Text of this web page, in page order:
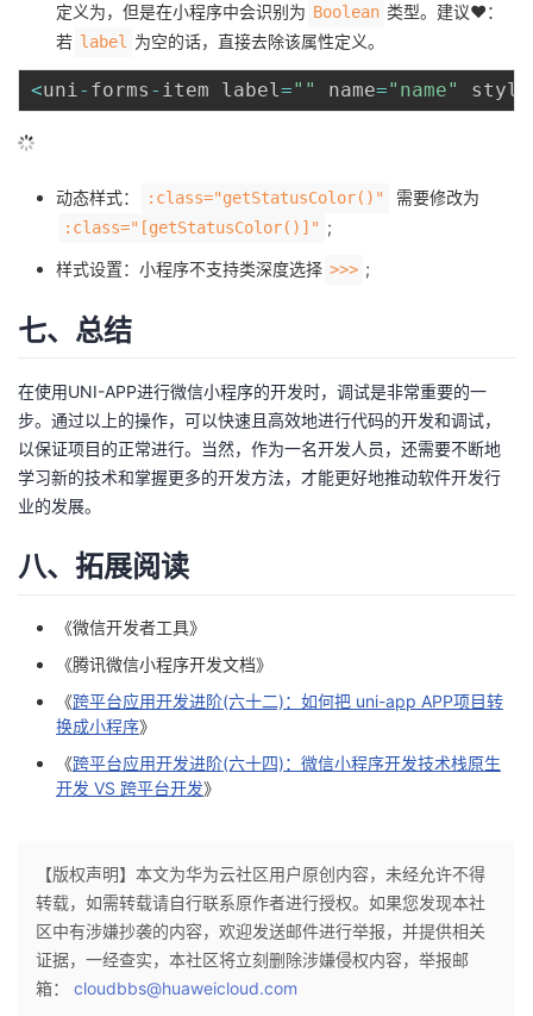
定义为，但是在小程序中会识别为 Boolean 类型。建议❤️：
若 label 为空的话，直接去除该属性定义。
<uni- forms - item label="" name="name" style
动态样式： :class="getStatusColor()" 需要修改为
:class="[getStatusColor()]" ;
样式设置：小程序不支持类深度选择 >>> ;
七、总结
在使用UNI-APP进行微信小程序的开发时，调试是非常重要的一
步。通过以上的操作，可以快速且高效地进行代码的开发和调试，
以保证项目的正常进行。当然，作为一名开发人员，还需要不断地
学习新的技术和掌握更多的开发方法，才能更好地推动软件开发行
业的发展。
八、拓展阅读
《微信开发者工具》
《腾讯微信小程序开发文档》
《跨平台应用开发进阶(六十二)：如何把 uni-app APP项目转
换成小程序》
《跨平台应用开发进阶(六十四)：微信小程序开发技术栈原生
开发 VS 跨平台开发》
【版权声明】本文为华为云社区用户原创内容，未经允许不得
转载，如需转载请自行联系原作者进行授权。如果您发现本社
区中有涉嫌抄袭的内容，欢迎发送邮件进行举报，并提供相关
证据，一经查实，本社区将立刻删除涉嫌侵权内容，举报邮
箱： cloudbbs@huaweicloud.com